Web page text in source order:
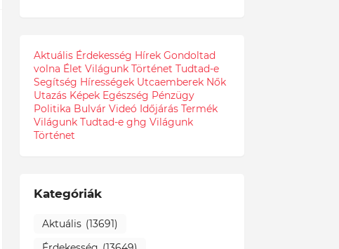
Aktuális Érdekesség Hírek Gondoltad
volna Élet Világunk Történet Tudtad-e
Segítség Hírességek Utcaemberek Nők
Utazás Képek Egészség Pénzügy
Politika Bulvár Videó Időjárás Termék
Világunk Tudtad-e ghg Világunk
Történet
Kategóriák
Aktuális (13691)